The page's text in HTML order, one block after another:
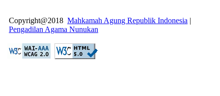
Copyright@2018 Mahkamah Agung Republik Indonesia |
Pengadilan Agama Nunukan